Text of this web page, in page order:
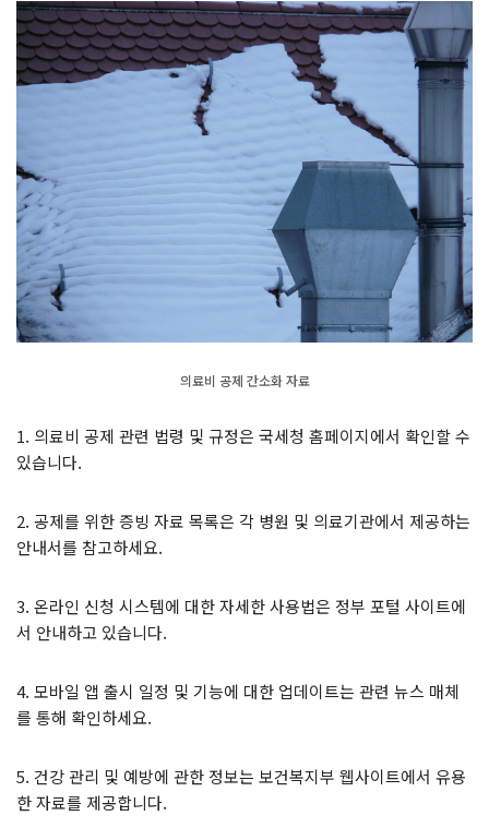
의료비 공제 간소화 자료
1. 의료비 공제 관련 법령 및 규정은 국세청 홈페이지에서 확인할 수
있습니다.
2. 공제를 위한 증빙 자료 목록은 각 병원 및 의료기관에서 제공하는
안내서를 참고하세요.
3. 온라인 신청 시스템에 대한 자세한 사용법은 정부 포털 사이트에
서 안내하고 있습니다.
4. 모바일 앱 출시 일정 및 기능에 대한 업데이트는 관련 뉴스 매체
를 통해 확인하세요.
5. 건강 관리 및 예방에 관한 정보는 보건복지부 웹사이트에서 유용
한 자료를 제공합니다.